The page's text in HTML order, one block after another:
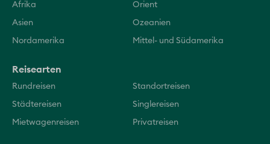
Afrika Orient
Asien Ozeanien
Nordamerika Mittel- und Südamerika
Reisearten
Rundreisen Standortreisen
Städtereisen Singlereisen
Mietwagenreisen Privatreisen